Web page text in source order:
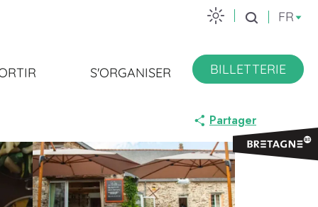
FR
BILLETTERIE
S'ORGANISER
Partager